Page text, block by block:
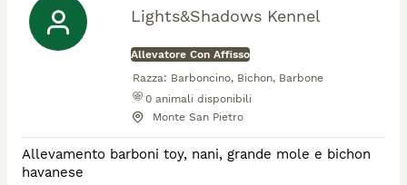
Lights&Shadows Kennel
Allevatore Con Affisso
Razza: Barboncino, Bichon, Barbone
0 animali disponibili
Monte San Pietro
Allevamento barboni toy, nani, grande mole e bichon
havanese